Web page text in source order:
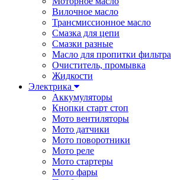
Вилочное масло
Трансмиссионное масло
Смазка для цепи
Смазки разные
Масло для пропитки фильтра
Очиститель, промывка
Жидкости
Электрика
Аккумуляторы
Кнопки старт стоп
Мото вентиляторы
Мото датчики
Мото поворотники
Мото реле
Мото стартеры
Мото фары